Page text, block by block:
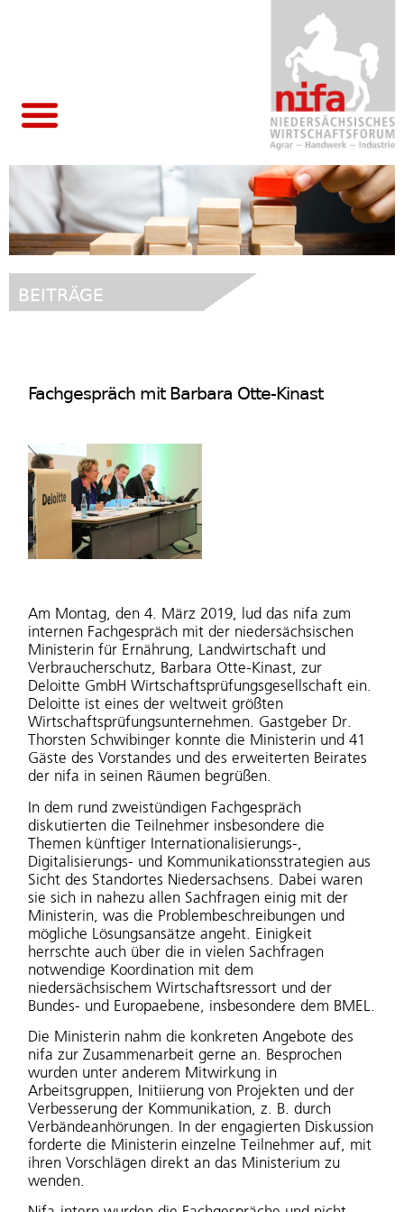
hero_1
BEITRÄGE
Fachgespräch mit Barbara Otte-Kinast
Am Montag, den 4. März 2019, lud das nifa zum
internen Fachgespräch mit der niedersächsischen
Ministerin für Ernährung, Landwirtschaft und
Verbraucherschutz, Barbara Otte-Kinast, zur
Deloitte GmbH Wirtschaftsprüfungsgesellschaft ein.
Deloitte ist eines der weltweit größten
Wirtschaftsprüfungsunternehmen. Gastgeber Dr.
Thorsten Schwibinger konnte die Ministerin und 41
Gäste des Vorstandes und des erweiterten Beirates
der nifa in seinen Räumen begrüßen.
In dem rund zweistündigen Fachgespräch
diskutierten die Teilnehmer insbesondere die
Themen künftiger Internationalisierungs-,
Digitalisierungs- und Kommunikationsstrategien aus
Sicht des Standortes Niedersachsens. Dabei waren
sie sich in nahezu allen Sachfragen einig mit der
Ministerin, was die Problembeschreibungen und
mögliche Lösungsansätze angeht. Einigkeit
herrschte auch über die in vielen Sachfragen
notwendige Koordination mit dem
niedersächsischem Wirtschaftsressort und der
Bundes- und Europaebene, insbesondere dem BMEL.
Die Ministerin nahm die konkreten Angebote des
nifa zur Zusammenarbeit gerne an. Besprochen
wurden unter anderem Mitwirkung in
Arbeitsgruppen, Initiierung von Projekten und der
Verbesserung der Kommunikation, z. B. durch
Verbändeanhörungen. In der engagierten Diskussion
forderte die Ministerin einzelne Teilnehmer auf, mit
ihren Vorschlägen direkt an das Ministerium zu
wenden.